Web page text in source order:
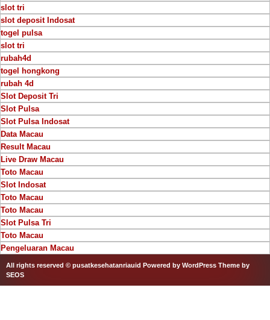
slot tri
slot deposit Indosat
togel pulsa
slot tri
rubah4d
togel hongkong
rubah 4d
Slot Deposit Tri
Slot Pulsa
Slot Pulsa Indosat
Data Macau
Result Macau
Live Draw Macau
Toto Macau
Slot Indosat
Toto Macau
Toto Macau
Slot Pulsa Tri
Toto Macau
Pengeluaran Macau
All rights reserved © pusatkesehatanriauid Powered by WordPress Theme by
SEOS